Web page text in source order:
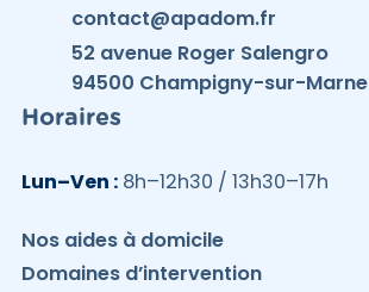
contact@apadom.fr
52 avenue Roger Salengro
94500 Champigny-sur-Marne
Horaires
Lun–Ven :8h–12h30 / 13h30–17h
Nos aides à domicile
Domaines d’intervention